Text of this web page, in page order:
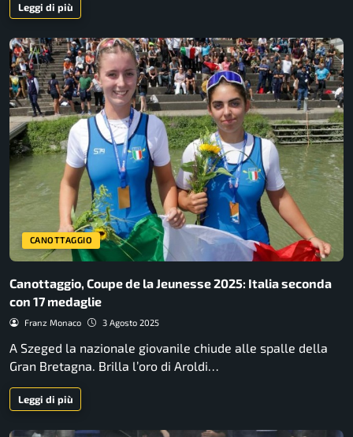
Leggi di più
CANOTTAGGIO
Canottaggio, Coupe de la Jeunesse 2025: Italia seconda
con 17 medaglie
Franz Monaco 3 Agosto 2025
A Szeged la nazionale giovanile chiude alle spalle della
Gran Bretagna. Brilla l’oro di Aroldi…
Leggi di più